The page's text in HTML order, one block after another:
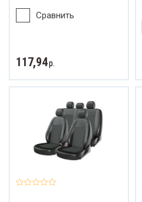
Сравнить
117,94р.